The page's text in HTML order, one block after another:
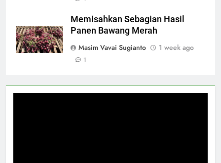
Memisahkan Sebagian Hasil
Panen Bawang Merah
Masim Vavai Sugianto
1 week ago
1